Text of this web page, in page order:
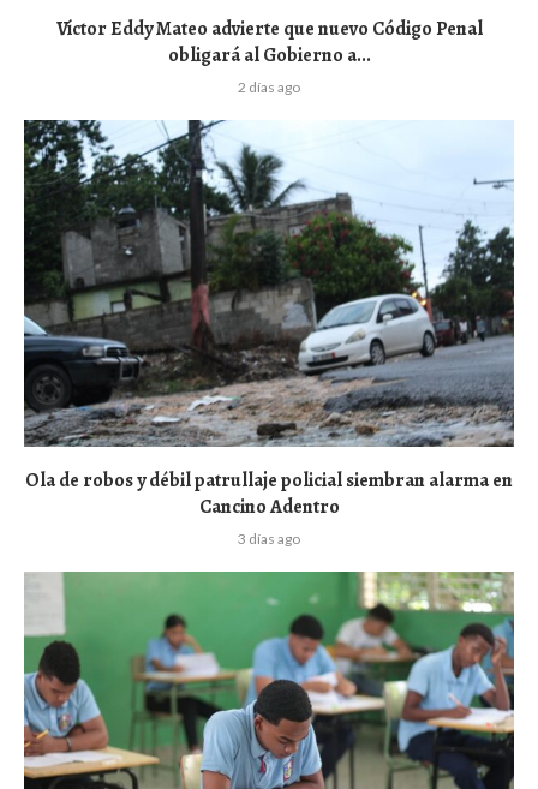
Víctor Eddy Mateo advierte que nuevo Código Penal
obligará al Gobierno a...
2 días ago
Ola de robos y débil patrullaje policial siembran alarma en
Cancino Adentro
3 días ago